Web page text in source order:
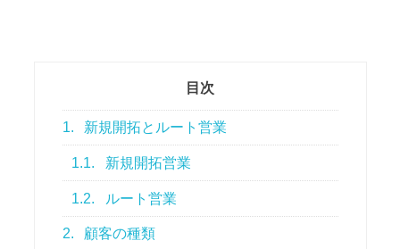
目次
1. 新規開拓とルート営業
1.1. 新規開拓営業
1.2. ルート営業
2. 顧客の種類